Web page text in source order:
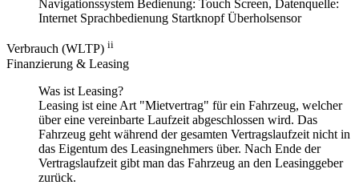
Navigationssystem Bedienung: Touch Screen, Datenquelle:
Internet Sprachbedienung StartknopfÜberholsensor
Verbrauch (WLTP) ii
Finanzierung & Leasing
Was ist Leasing?
Leasing ist eine Art "Mietvertrag" für ein Fahrzeug, welcher
über eine vereinbarte Laufzeit abgeschlossen wird. Das
Fahrzeug geht während der gesamten Vertragslaufzeit nicht in
das Eigentum des Leasingnehmers über. Nach Ende der
Vertragslaufzeit gibt man das Fahrzeug an den Leasinggeber
zurück.